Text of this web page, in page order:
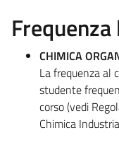
CHIMICA
La frequenza al
studente
corso (vedi
Chimica